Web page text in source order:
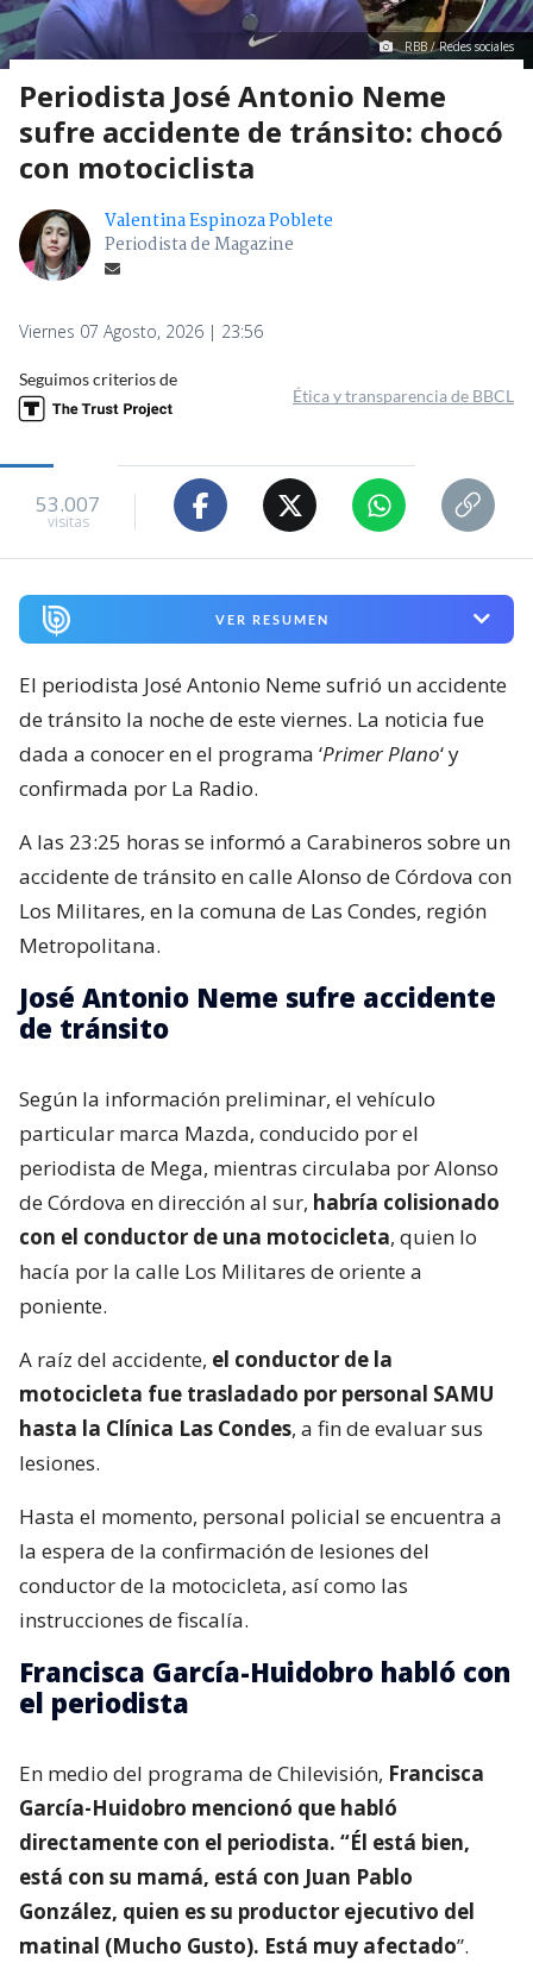
RBB / Redes sociales
Periodista José Antonio Neme
sufre accidente de tránsito: chocó
con motociclista
Valentina Espinoza Poblete
Periodista de Magazine
Viernes 07 Agosto, 2026 | 23:56
Seguimos criterios de
Ética y transparencia de BBCL
53.007
visitas
VER RESUMEN
El periodista José Antonio Neme sufrió un accidente
de tránsito la noche de este viernes. La noticia fue
dada a conocer en el programa ‘Primer Plano‘ y
confirmada por La Radio.
A las 23:25 horas se informó a Carabineros sobre un
accidente de tránsito en calle Alonso de Córdova con
Los Militares, en la comuna de Las Condes, región
Metropolitana.
José Antonio Neme sufre accidente
de tránsito
Según la información preliminar, el vehículo
particular marca Mazda, conducido por el
periodista de Mega, mientras circulaba por Alonso
de Córdova en dirección al sur, habría colisionado
con el conductor de una motocicleta, quien lo
hacía por la calle Los Militares de oriente a
poniente.
A raíz del accidente, el conductor de la
motocicleta fue trasladado por personal SAMU
hasta la Clínica Las Condes, a fin de evaluar sus
lesiones.
Hasta el momento, personal policial se encuentra a
la espera de la confirmación de lesiones del
conductor de la motocicleta, así como las
instrucciones de fiscalía.
Francisca García-Huidobro habló con
el periodista
En medio del programa de Chilevisión, Francisca
García-Huidobro mencionó que habló
directamente con el periodista. “Él está bien,
está con su mamá, está con Juan Pablo
González, quien es su productor ejecutivo del
matinal (Mucho Gusto). Está muy afectado”.